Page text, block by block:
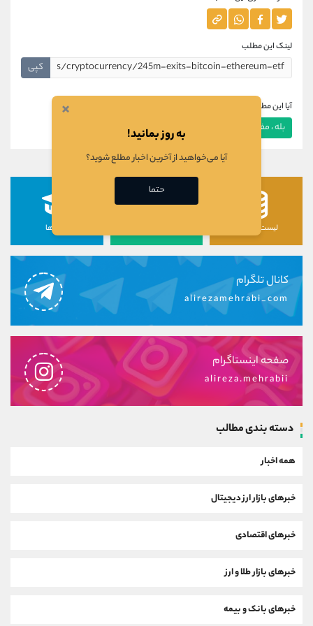
لینک این مطلب
کپی
آیا این مطلب برای شما مفید بود؟
بله ، مفید بود خیر ، مفید نبود
لیست رمزارزها دوره ها
کانال تلگرام
alirezamehrabi_com
صفحه اینستاگرام
alireza.mehrabii
دسته بندی مطالب
همه اخبار
خبرهای بازار ارز دیجیتال
خبرهای اقتصادی
خبرهای بازار طلا و ارز
خبرهای بانک و بیمه
×
به روز بمانید!
آیا می‌خواهید از آخرین اخبار مطلع شوید؟
حتما